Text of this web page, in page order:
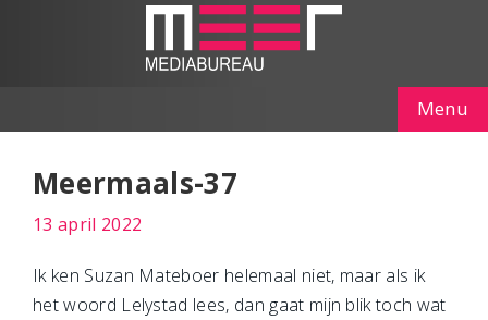
Menu
Meermaals-37
13 april 2022
Ik ken Suzan Mateboer helemaal niet, maar als ik
het woord Lelystad lees, dan gaat mijn blik toch wat